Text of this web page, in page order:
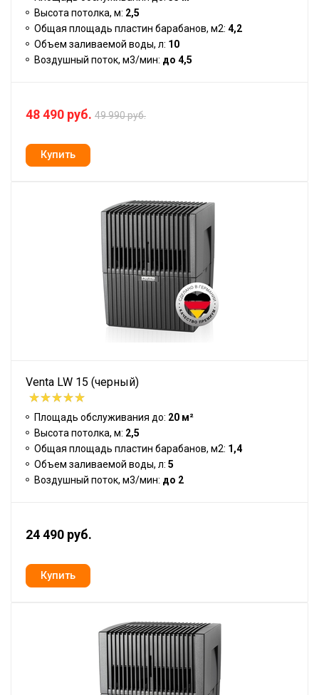
Высота потолка, м: 2,5
Общая площадь пластин барабанов, м2: 4,2
Объем заливаемой воды, л: 10
Воздушный поток, м3/мин: до 4,5
48 490 руб. 49 990 руб.
Venta LW 15 (черный)
Площадь обслуживания до: 20 м²
Высота потолка, м: 2,5
Общая площадь пластин барабанов, м2: 1,4
Объем заливаемой воды, л: 5
Воздушный поток, м3/мин: до 2
24 490 руб.